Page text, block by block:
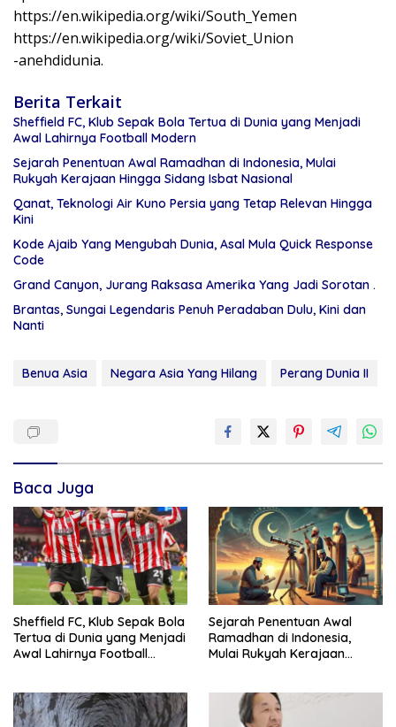
https://en.wikipedia.org/wiki/South_Yemen
https://en.wikipedia.org/wiki/Soviet_Union
-anehdidunia.
Berita Terkait
Sheffield FC, Klub Sepak Bola Tertua di Dunia yang Menjadi
Awal Lahirnya Football Modern
Sejarah Penentuan Awal Ramadhan di Indonesia, Mulai
Rukyah Kerajaan Hingga Sidang Isbat Nasional
Qanat, Teknologi Air Kuno Persia yang Tetap Relevan Hingga
Kini
Kode Ajaib Yang Mengubah Dunia, Asal Mula Quick Response
Code
Grand Canyon, Jurang Raksasa Amerika Yang Jadi Sorotan .
Brantas, Sungai Legendaris Penuh Peradaban Dulu, Kini dan
Nanti
Benua Asia Negara Asia Yang Hilang Perang Dunia II
Baca Juga
Sheffield FC, Klub Sepak Bola
Tertua di Dunia yang Menjadi
Awal Lahirnya Football
Sejarah Penentuan Awal
Ramadhan di Indonesia,
Mulai Rukyah Kerajaan